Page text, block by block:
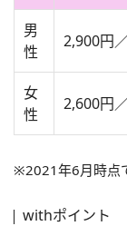
男
性
2,900円
女
性
2,600円
※2021年6月時点
withポイント